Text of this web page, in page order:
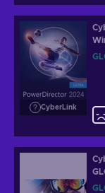
CyberLink